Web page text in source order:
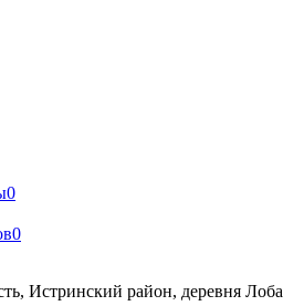
0
0
Истринский район, деревня